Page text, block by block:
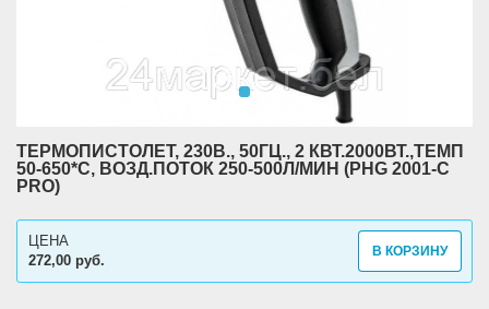
ТЕРМОПИСТОЛЕТ, 230В., 50ГЦ., 2 КВТ.2000ВТ.,ТЕМП
50-650*С, ВОЗД.ПОТОК 250-500Л/МИН (PHG 2001-C
PRO)
272,00 руб.
ЦЕНА
В КОРЗИНУ